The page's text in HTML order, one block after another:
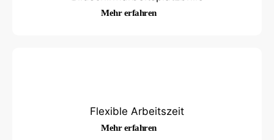
Mehr erfahren
Flexible Arbeitszeit
Mehr erfahren